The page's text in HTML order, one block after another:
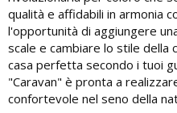
qualità e affidabili in armonia
l'opportunità di aggiungere
scale e cambiare lo stile della
casa perfetta secondo i tuoi
"Caravan" è pronta a
confortevole nel seno della